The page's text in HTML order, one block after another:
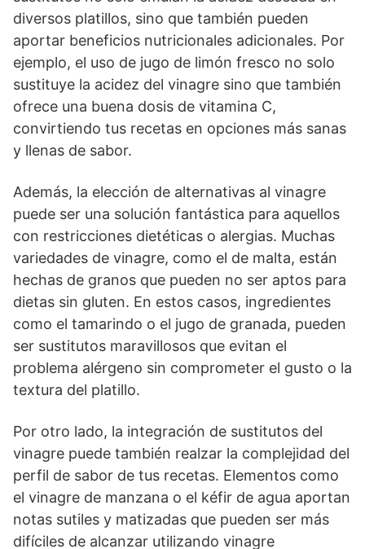
diversos platillos, sino que también pueden
aportar beneficios nutricionales adicionales. Por
ejemplo, el uso de jugo de limón fresco no solo
sustituye la acidez del vinagre sino que también
ofrece una buena dosis de vitamina C,
convirtiendo tus recetas en opciones más sanas
y llenas de sabor.
Además, la elección de alternativas al vinagre
puede ser una solución fantástica para aquellos
con restricciones dietéticas o alergias. Muchas
variedades de vinagre, como el de malta, están
hechas de granos que pueden no ser aptos para
dietas sin gluten. En estos casos, ingredientes
como el tamarindo o el jugo de granada, pueden
ser sustitutos maravillosos que evitan el
problema alérgeno sin comprometer el gusto o la
textura del platillo.
Por otro lado, la integración de sustitutos del
vinagre puede también realzar la complejidad del
perfil de sabor de tus recetas. Elementos como
el vinagre de manzana o el kéfir de agua aportan
notas sutiles y matizadas que pueden ser más
difíciles de alcanzar utilizando vinagre